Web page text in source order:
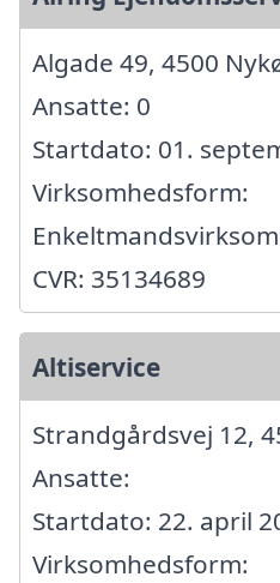
Algade 49, 4500
Ansatte: 0
Startdato: 01.
Virksomhedsform:
CVR: 35134689
Altiservice
Strandgårdsvej 12,
Ansatte:
Startdato: 22. april
Virksomhedsform: